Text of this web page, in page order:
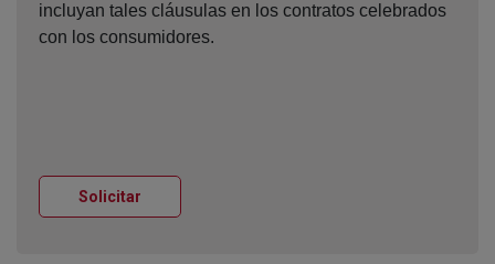
incluyan tales cláusulas en los contratos celebrados
con los consumidores.
Solicitar